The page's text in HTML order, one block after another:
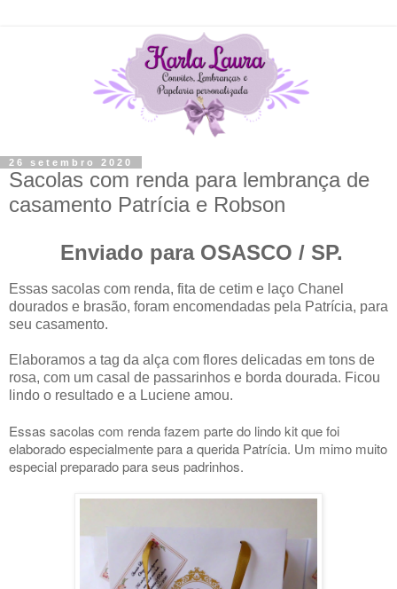
26 setembro 2020
Sacolas com renda para lembrança de
casamento Patrícia e Robson
Enviado para OSASCO / SP.
Essas sacolas com renda, fita de cetim e laço Chanel
dourados e brasão, foram encomendadas pela Patrícia, para
seu casamento.
Elaboramos a tag da alça com flores delicadas em tons de
rosa, com um casal de passarinhos e borda dourada. Ficou
lindo o resultado e a Luciene amou.
Essas sacolas com renda fazem parte do lindo kit que foi
elaborado especialmente para a querida Patrícia. Um mimo muito
especial preparado para seus padrinhos.